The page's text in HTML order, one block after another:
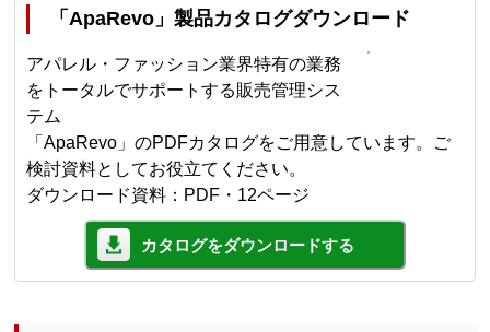
「ApaRevo」製品カタログダウンロード
アパレル・ファッション業界特有の業務
をトータルでサポートする販売管理シス
テム
「ApaRevo」のPDFカタログをご用意しています。ご
検討資料としてお役立てください。
ダウンロード資料：PDF・12ページ
カタログをダウンロードする